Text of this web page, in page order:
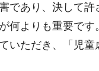
であり、決して
何よりも重要で
いただき、「児